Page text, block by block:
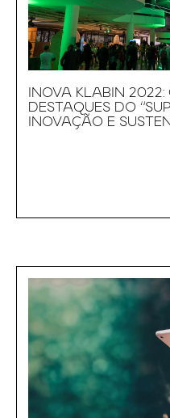
INOVA KLABIN 2022:
DESTAQUES DO
INOVAÇÃO E